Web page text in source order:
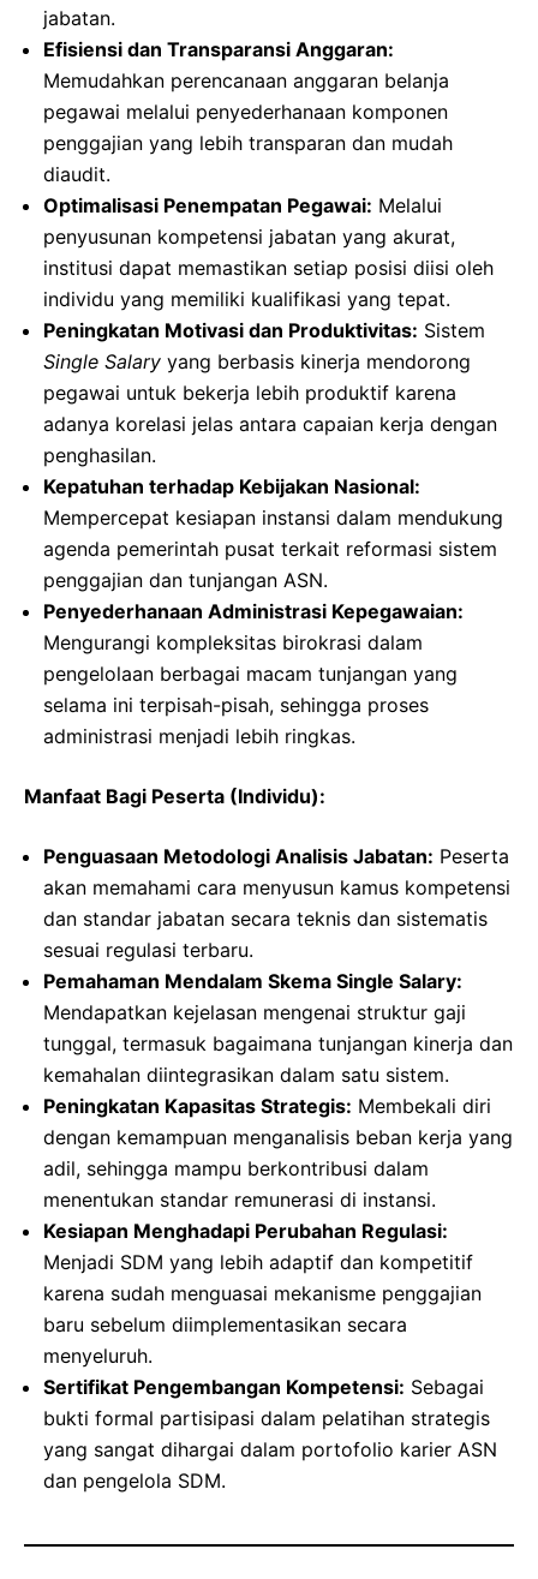
jabatan.
Efisiensi dan Transparansi Anggaran:
Memudahkan perencanaan anggaran belanja
pegawai melalui penyederhanaan komponen
penggajian yang lebih transparan dan mudah
diaudit.
Optimalisasi Penempatan Pegawai: Melalui
penyusunan kompetensi jabatan yang akurat,
institusi dapat memastikan setiap posisi diisi oleh
individu yang memiliki kualifikasi yang tepat.
Peningkatan Motivasi dan Produktivitas: Sistem
Single Salary yang berbasis kinerja mendorong
pegawai untuk bekerja lebih produktif karena
adanya korelasi jelas antara capaian kerja dengan
penghasilan.
Kepatuhan terhadap Kebijakan Nasional:
Mempercepat kesiapan instansi dalam mendukung
agenda pemerintah pusat terkait reformasi sistem
penggajian dan tunjangan ASN.
Penyederhanaan Administrasi Kepegawaian:
Mengurangi kompleksitas birokrasi dalam
pengelolaan berbagai macam tunjangan yang
selama ini terpisah-pisah, sehingga proses
administrasi menjadi lebih ringkas.
Manfaat Bagi Peserta (Individu):
Penguasaan Metodologi Analisis Jabatan: Peserta
akan memahami cara menyusun kamus kompetensi
dan standar jabatan secara teknis dan sistematis
sesuai regulasi terbaru.
Pemahaman Mendalam Skema Single Salary:
Mendapatkan kejelasan mengenai struktur gaji
tunggal, termasuk bagaimana tunjangan kinerja dan
kemahalan diintegrasikan dalam satu sistem.
Peningkatan Kapasitas Strategis: Membekali diri
dengan kemampuan menganalisis beban kerja yang
adil, sehingga mampu berkontribusi dalam
menentukan standar remunerasi di instansi.
Kesiapan Menghadapi Perubahan Regulasi:
Menjadi SDM yang lebih adaptif dan kompetitif
karena sudah menguasai mekanisme penggajian
baru sebelum diimplementasikan secara
menyeluruh.
Sertifikat Pengembangan Kompetensi: Sebagai
bukti formal partisipasi dalam pelatihan strategis
yang sangat dihargai dalam portofolio karier ASN
dan pengelola SDM.